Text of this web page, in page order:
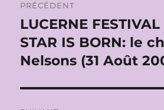
de
l’article
PRÉCÉDENT
Publication
précédente :
LUCERNE
STAR IS BORN: le
Nelsons (31 Août